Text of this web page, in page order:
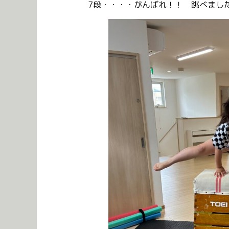
7段・・・・がんばれ！！ 跳べまし